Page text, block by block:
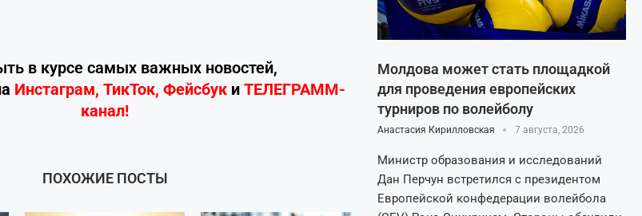
в курсе самых важных новостей,
Инстаграм, ТикТок, Фейсбуки ТЕЛЕГРАММ-
канал!
ПОХОЖИЕ ПОСТЫ
Молдова может стать площадкой
для проведения европейских
турниров по волейболу
Анастасия Кирилловская 7 августа, 2026
Министр образования и исследований
Дан Перчун встретился с президентом
Европейской конфедерации волейбола